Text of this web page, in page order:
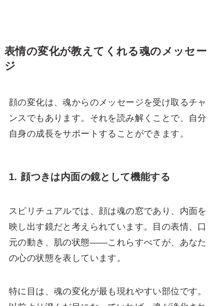
表情の変化が教えてくれる魂のメッセー
ジ
顔の変化は、魂からのメッセージを受け取るチャ
ンスでもあります。それを読み解くことで、自分
自身の成長をサポートすることができます。
1. 顔つきは内面の鏡として機能する
スピリチュアルでは、顔は魂の窓であり、内面を
映し出す鏡だと考えられています。目の表情、口
元の動き、肌の状態――これらすべてが、あなた
の心の状態を表しています。
特に目は、魂の変化が最も現れやすい部位です。